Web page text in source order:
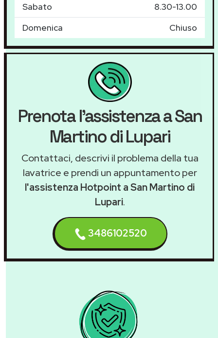
Sabato
8.30-13.00
Domenica
Chiuso
Prenota l'assistenza a San
Martino di Lupari
Contattaci, descrivi il problema della tua
lavatrice e prendi un appuntamento per
l'assistenza Hotpoint a San Martino di
Lupari.
3486102520